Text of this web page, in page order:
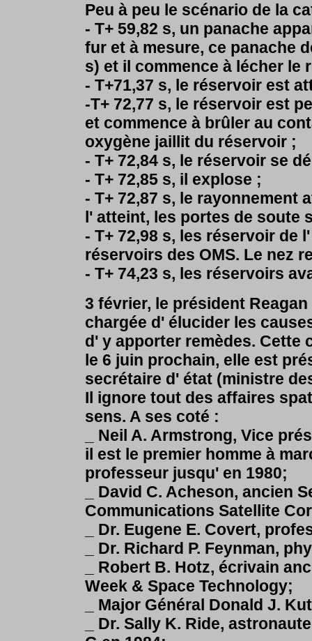
Peu à peu le scénario de la
- T+ 59,82 s, un panache
fur et à mesure, ce panache
s) et il commence à lécher le
- T+71,37 s, le réservoir est
-T+ 72,77 s, le réservoir est
et commence à brûler au
oxygène jaillit du réservoir ;
- T+ 72,84 s, le réservoir se
- T+ 72,85 s, il explose ;
- T+ 72,87 s, le rayonnement
l' atteint, les portes de soute
- T+ 72,98 s, les réservoir de
réservoirs des OMS. Le nez
- T+ 74,23 s, les réservoirs
3 février, le président
chargée d' élucider les
d' y apporter remèdes.
le 6 juin prochain, elle est
secrétaire d' état (ministre
Il ignore tout des affaires
sens. A ses coté :
_ Neil A. Armstrong, Vice
il est le premier homme à
professeur jusqu' en 1980;
_ David C. Acheson, ancien
Communications Satellite
_ Dr. Eugene E. Covert,
_ Dr. Richard P. Feynman,
_ Robert B. Hotz, écrivain
Week & Space Technology;
_ Major Général Donald J.
_ Dr. Sally K. Ride,